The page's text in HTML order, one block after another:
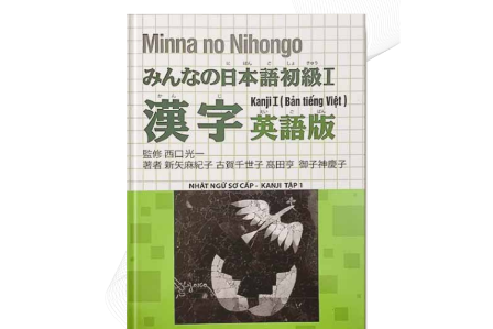
Mã giảm giá:
Ngày hết hạn: